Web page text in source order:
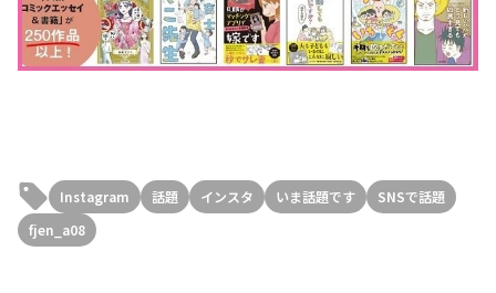
Instagram 話題 インスタ いま話題です
SNSで話題
fjen_a08